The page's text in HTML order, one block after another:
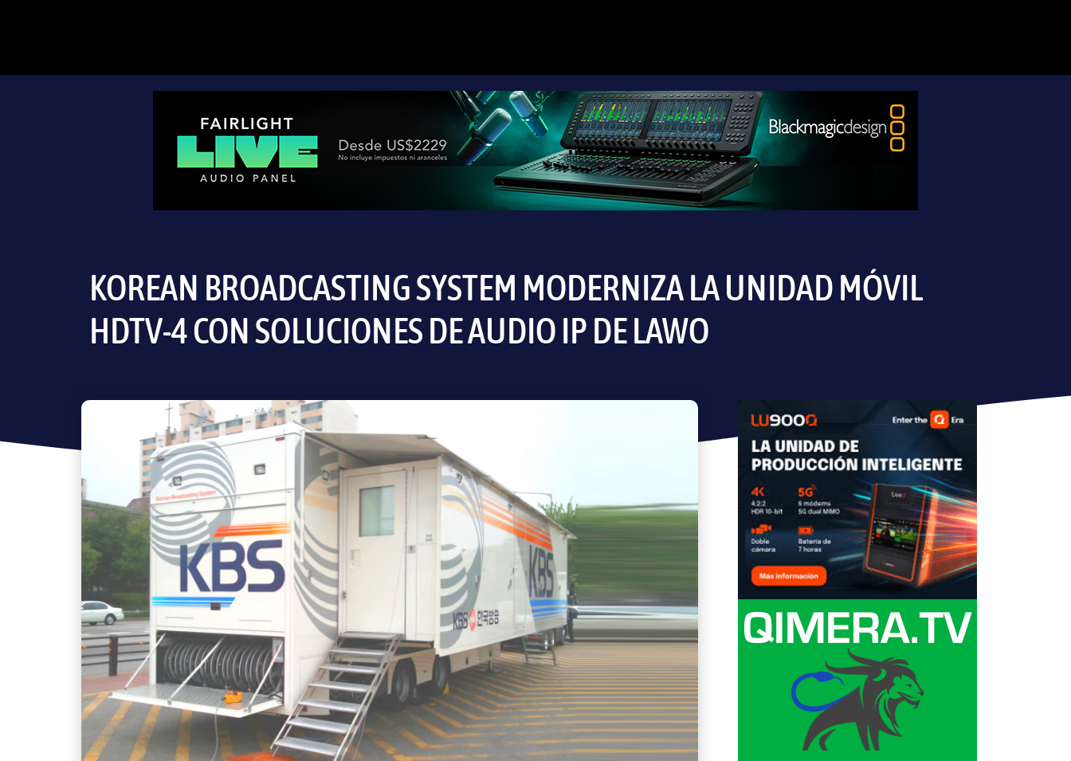
KOREAN BROADCASTING SYSTEM MODERNIZA LA UNIDAD MÓVIL
HDTV-4 CON SOLUCIONES DE AUDIO IP DE LAWO